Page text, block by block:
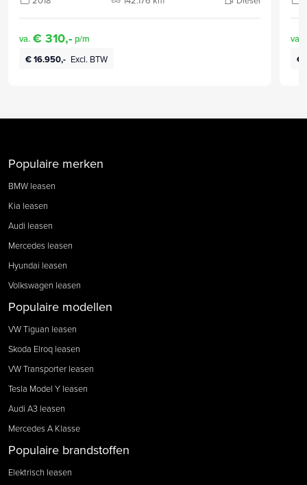
va. € 310,- p/m
€ 16.950,- Excl. BTW
va.
€
Populaire merken
BMW leasen
Kia leasen
Audi leasen
Mercedes leasen
Hyundai leasen
Volkswagen leasen
Populaire modellen
VW Tiguan leasen
Skoda Elroq leasen
VW Transporter leasen
Tesla Model Y leasen
Audi A3 leasen
Mercedes A Klasse
Populaire brandstoffen
Elektrisch leasen